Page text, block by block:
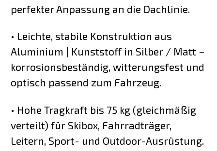
perfekter Anpassung an die Dachlinie.
• Leichte, stabile Konstruktion aus
Aluminium | Kunststoff in Silber / Matt –
korrosionsbeständig, witterungsfest und
optisch passend zum Fahrzeug.
• Hohe Tragkraft bis 75 kg (gleichmäßig
verteilt) für Skibox, Fahrradträger,
Leitern, Sport- und Outdoor-Ausrüstung.